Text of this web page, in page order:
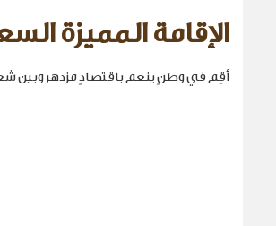
الإقامة المميزة
أقِم في وطنٍ ينعم باقتصادٍ مزدهر وبين